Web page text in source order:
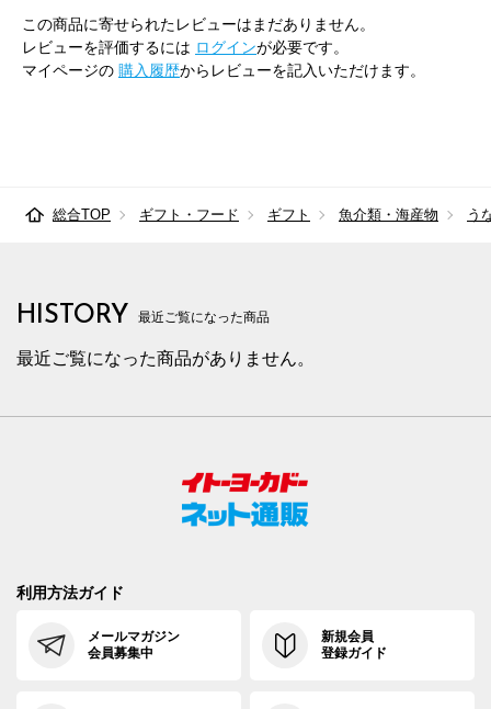
この商品に寄せられたレビューはまだありません。
レビューを評価するには ログインが必要です。
マイページの 購入履歴からレビューを記入いただけます。
総合TOP ギフト・フード ギフト 魚介類・海産物 う
HISTORY 最近ご覧になった商品
最近ご覧になった商品がありません。
利用方法ガイド
メールマガジン
会員募集中
新規会員
登録ガイド